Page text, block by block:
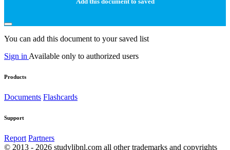
You can add this document to your saved list
Sign in Available only to authorized users
Products
Documents Flashcards
Support
Report Partners
© 2013 - 2026 studylibnl.com all other trademarks and copyrights